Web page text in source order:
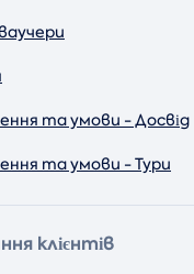
та умови - Досвід
та умови - Тури
клієнтів